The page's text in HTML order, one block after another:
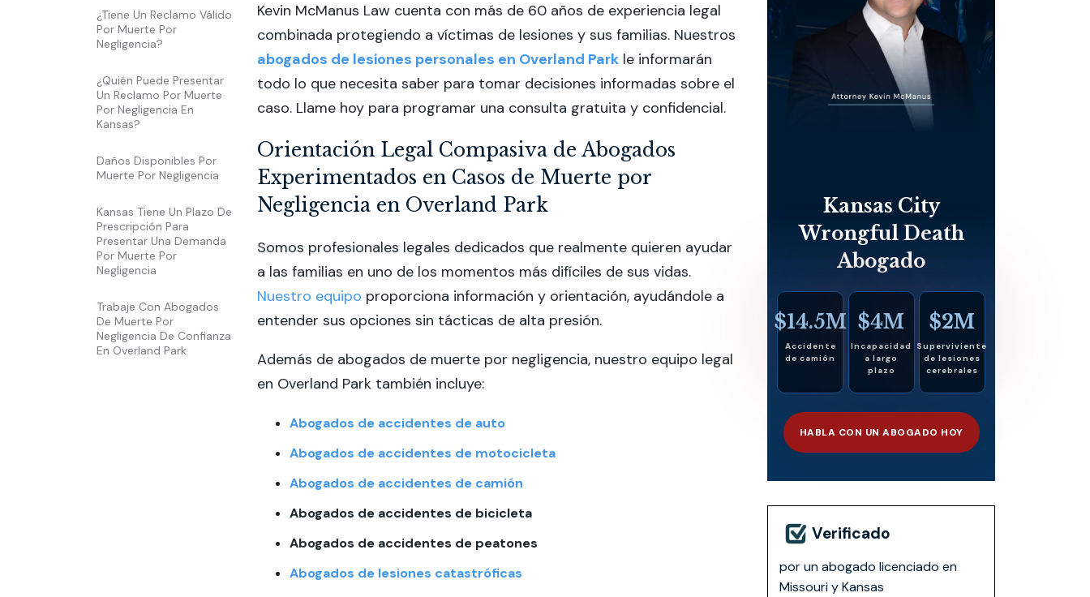
¿Tiene Un Reclamo Válido
Por Muerte Por
Negligencia?
¿Quién Puede Presentar
Un Reclamo Por Muerte
Por Negligencia En
Kansas?
Daños Disponibles Por
Muerte Por Negligencia
Kansas Tiene Un Plazo De
Prescripción Para
Presentar Una Demanda
Por Muerte Por
Negligencia
Trabaje Con Abogados
De Muerte Por
Negligencia De Confianza
En Overland Park
Kevin McManus Law cuenta con más de 60 años de experiencia legal
combinada protegiendo a víctimas de lesiones y sus familias. Nuestros
abogados de lesiones personales en Overland Park le informarán
todo lo que necesita saber para tomar decisiones informadas sobre el
caso. Llame hoy para programar una consulta gratuita y confidencial.
Orientación Legal Compasiva de Abogados
Experimentados en Casos de Muerte por
Negligencia en Overland Park
Somos profesionales legales dedicados que realmente quieren ayudar
a las familias en uno de los momentos más difíciles de sus vidas.
Nuestro equipo proporciona información y orientación, ayudándole a
entender sus opciones sin tácticas de alta presión.
Además de abogados de muerte por negligencia, nuestro equipo legal
en Overland Park también incluye:
Abogados de accidentes de auto
Abogados de accidentes de motocicleta
Abogados de accidentes de camión
Abogados de accidentes de bicicleta
Abogados de accidentes de peatones
Abogados de lesiones catastróficas
Kansas City
Wrongful Death
Abogado
$14.5M
Accidente
de camión
$4M
Incapacidad
a largo
plazo
$2M
Superviviente
de lesiones
cerebrales
HABLA CON UN ABOGADO HOY
Verificado
por un abogado licenciado en
Missouri y Kansas